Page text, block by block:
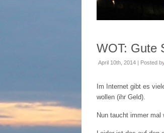
WOT: Gute
April 10th, 2014 | Posted
Im Internet gibt es
wollen (ihr Geld).
Nun taucht immer mal